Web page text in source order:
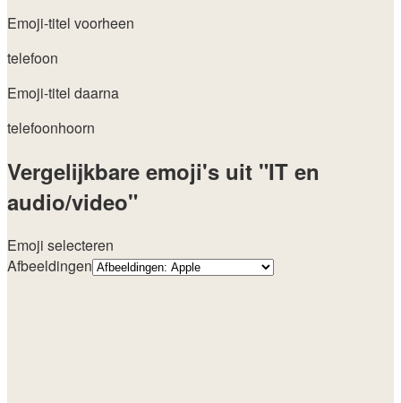
Emoji-titel voorheen
telefoon
Emoji-titel daarna
telefoonhoorn
Vergelijkbare emoji's uit "IT en
audio/video"
Emoji selecteren
Afbeeldingen